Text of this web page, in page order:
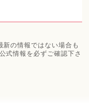
の情報ではない場合も
式情報を必ずご確認下さ